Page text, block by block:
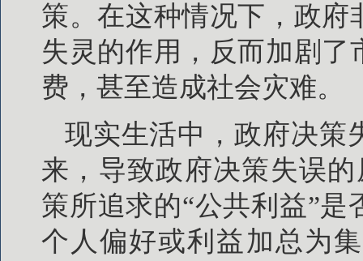
策。在这种情况下，政
失灵的作用，反而加剧
费，甚至造成社会灾难。
现实生活中，政府决策
来，导致政府决策失误
策所追求的“公共利益”
个人偏好或利益加总为